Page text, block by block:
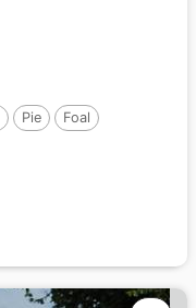
Pie
Foal